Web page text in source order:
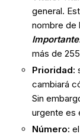
general.
nombre de
más de
Prioridad:
cambiará
Sin
urgente es
Número: